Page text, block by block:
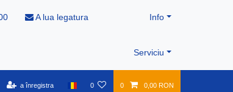
A lua legatura Info
Serviciu
a înregistra 0 0 0,00 RON